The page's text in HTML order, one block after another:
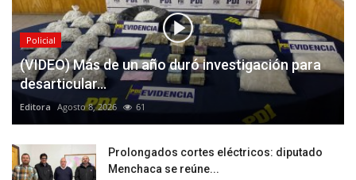
Policial
(VIDEO) Más de un año duró investigación para
desarticular...
Editora Agosto 8, 2026 61
Prolongados cortes eléctricos: diputado
Menchaca se reúne...